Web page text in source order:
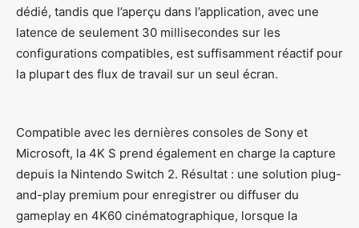
dédié, tandis que l’aperçu dans l’application, avec une
latence de seulement 30 millisecondes sur les
configurations compatibles, est suffisamment réactif pour
la plupart des flux de travail sur un seul écran.
Compatible avec les dernières consoles de Sony et
Microsoft, la 4K S prend également en charge la capture
depuis la Nintendo Switch 2. Résultat : une solution plug-
and-play premium pour enregistrer ou diffuser du
gameplay en 4K60 cinématographique, lorsque la